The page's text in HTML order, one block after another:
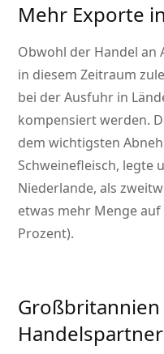
Mehr Exporte
Obwohl der Handel an
in diesem Zeitraum
bei der Ausfuhr in
kompensiert werden.
dem wichtigsten
Schweinefleisch, legte
Niederlande, als
etwas mehr Menge
Prozent).